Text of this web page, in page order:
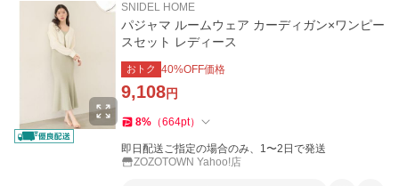
SNIDEL HOME
パジャマ ルームウェア カーディガン×ワンピー
スセット レディース
おトク 40%OFF価格
9,108円
8% （664pt）
即日配送ご指定の場合のみ、1〜2日で発送
ZOZOTOWN Yahoo!店